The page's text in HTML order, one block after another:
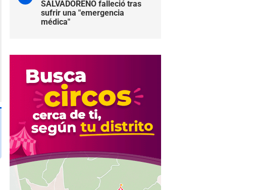
SALVADOREÑO falleció tras
sufrir una "emergencia
médica"